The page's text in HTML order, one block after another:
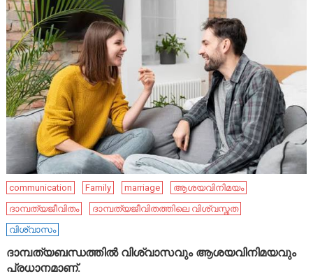
communication Family marriage
ആശയവിനിമയം
ദാമ്പത്യജീവിതം
ദാമ്പത്യജീവിതത്തിലെ വിശ്വസ്തത
വിശ്വാസം
ദാമ്പത്യബന്ധത്തിൽ വിശ്വാസവും ആശയവിനിമയവും
പ്രധാനമാണ്.